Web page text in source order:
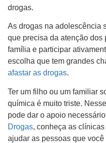
drogas.
As drogas na adolescência
que precisa da atenção
família e participar
escolha que tem grandes
afastar as drogas.
Ter um filho ou um familiar
química é muito triste.
pode dar o apoio
Drogas, conheça as
ajudar as pessoas que